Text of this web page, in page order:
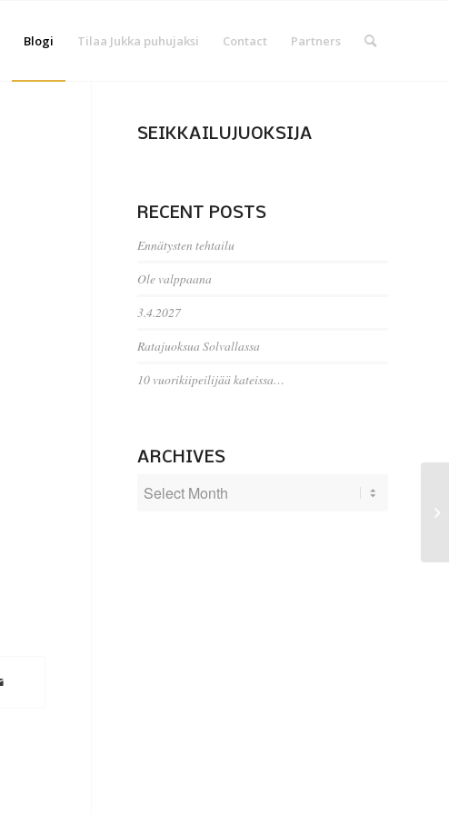
Blogi Tilaa Jukka puhujaksi Contact Partners
SEIKKAILUJUOKSIJA
RECENT POSTS
Ennätysten tehtailu
Ole valppaana
3.4.2027
Ratajuoksua Solvallassa
10 vuorikiipeilijää kateissa…
ARCHIVES